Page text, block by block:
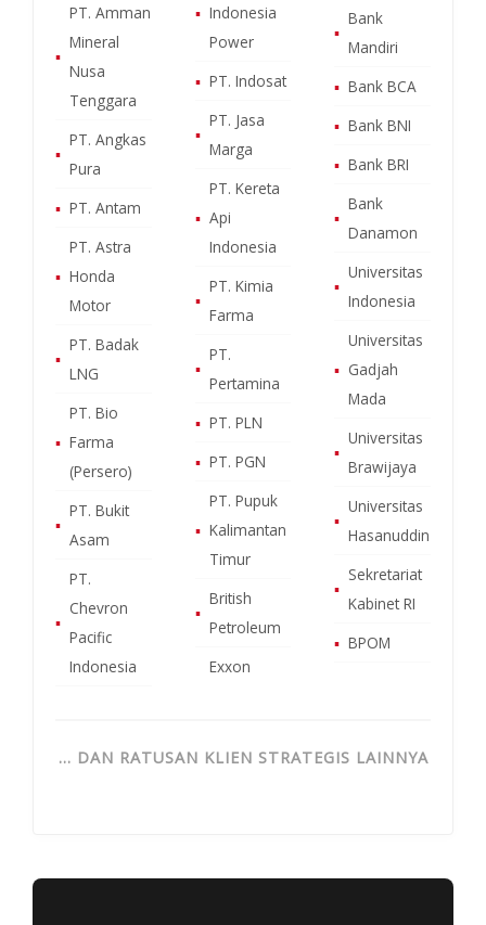
▪
PT. Amman
Mineral
Nusa
Tenggara
▪
PT. Angkas
Pura
▪ PT. Antam
▪
PT. Astra
Honda
Motor
▪
PT. Badak
LNG
▪
PT. Bio
Farma
(Persero)
▪
PT. Bukit
Asam
▪
PT.
Chevron
Pacific
Indonesia
▪ Indonesia
Power
▪ PT. Indosat
▪
PT. Jasa
Marga
▪
PT. Kereta
Api
Indonesia
▪
PT. Kimia
Farma
▪
PT.
Pertamina
▪ PT. PLN
▪ PT. PGN
▪
PT. Pupuk
Kalimantan
Timur
▪
British
Petroleum
Exxon
▪
Bank
Mandiri
▪ Bank BCA
▪ Bank BNI
▪ Bank BRI
▪
Bank
Danamon
▪
Universitas
Indonesia
▪
Universitas
Gadjah
Mada
▪
Universitas
Brawijaya
▪
Universitas
Hasanuddin
▪
Sekretariat
Kabinet RI
▪ BPOM
… DAN RATUSAN KLIEN STRATEGIS LAINNYA